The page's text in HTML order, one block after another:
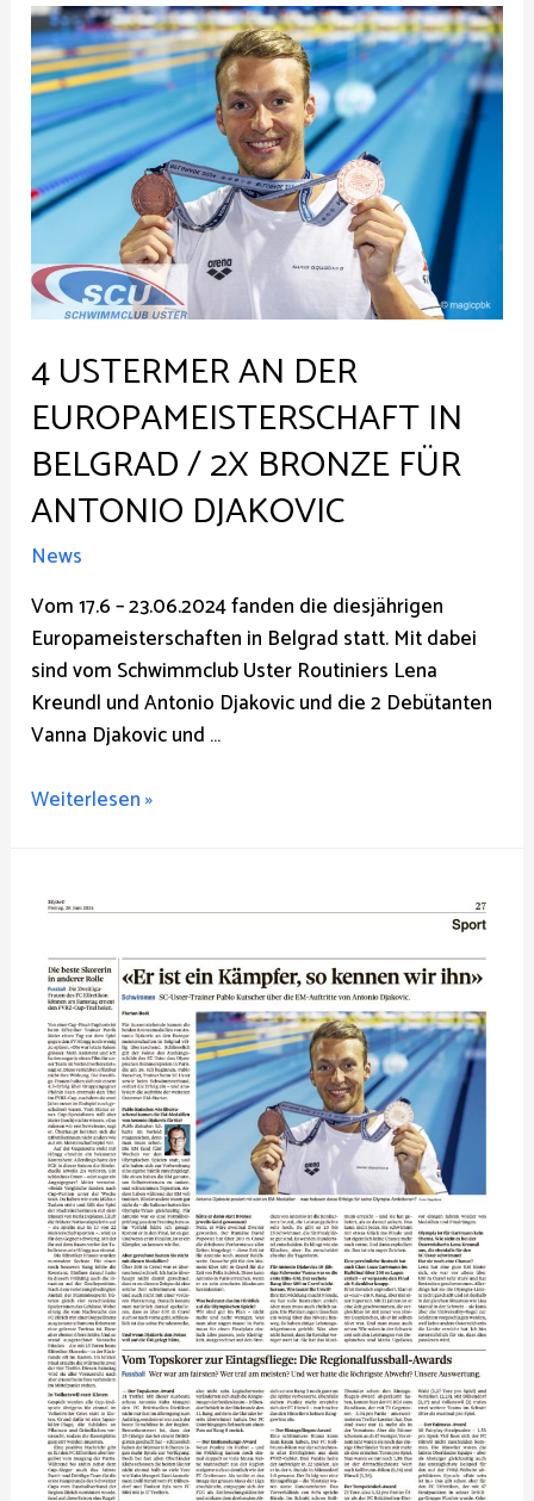
4 USTERMER AN DER
EUROPAMEISTERSCHAFT IN
BELGRAD / 2X BRONZE FÜR
ANTONIO DJAKOVIC
News
Vom 17.6 – 23.06.2024 fanden die diesjährigen
Europameisterschaften in Belgrad statt. Mit dabei
sind vom Schwimmclub Uster Routiniers Lena
Kreundl und Antonio Djakovic und die 2 Debütanten
Vanna Djakovic und …
4
der
Belgrad
2x
Bronze
für
Antonio
Djakovic
Weiterlesen »